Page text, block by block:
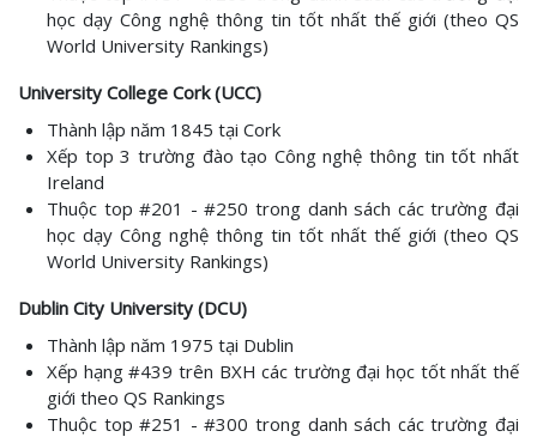
học dạy Công nghệ thông tin tốt nhất thế giới (theo QS
World University Rankings)
University College Cork (UCC)
Thành lập năm 1845 tại Cork
Xếp top 3 trường đào tạo Công nghệ thông tin tốt nhất
Ireland
Thuộc top #201 - #250 trong danh sách các trường đại
học dạy Công nghệ thông tin tốt nhất thế giới (theo QS
World University Rankings)
Dublin City University (DCU)
Thành lập năm 1975 tại Dublin
Xếp hạng #439 trên BXH các trường đại học tốt nhất thế
giới theo QS Rankings
Thuộc top #251 - #300 trong danh sách các trường đại